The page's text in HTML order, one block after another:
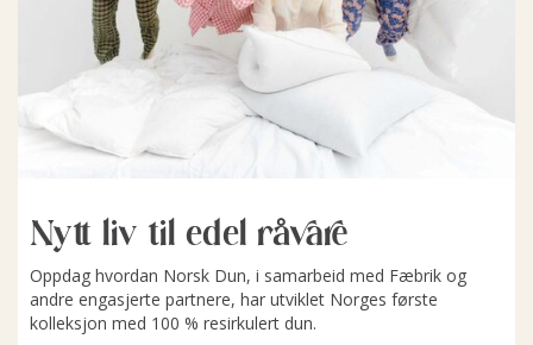
Nytt liv til edel råvare
Oppdag hvordan Norsk Dun, i samarbeid med Fæbrik og
andre engasjerte partnere, har utviklet Norges første
kolleksjon med 100 % resirkulert dun.